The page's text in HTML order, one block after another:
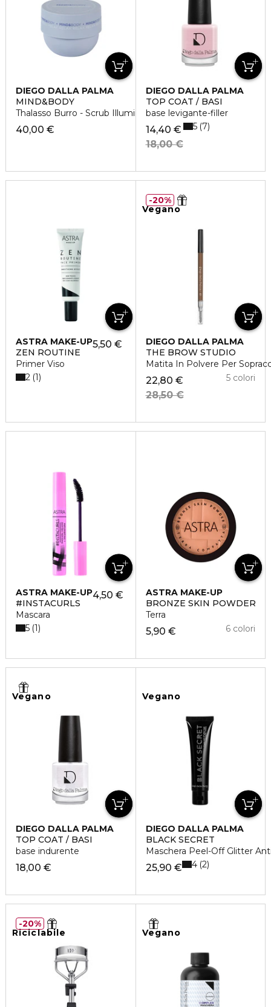
DIEGO DALLA PALMA
MIND&BODY
Thalasso Burro - Scrub Illuminante
40,00 €
DIEGO DALLA PALMA
TOP COAT / BASI
base levigante-filler
14,40 €
18,00 €
5 7
ASTRA MAKE-UP
ZEN ROUTINE
Primer Viso
5,50 €
2 1
Vegano
DIEGO DALLA PALMA
THE BROW STUDIO
Matita In Polvere Per
22,80 €
28,50 €
5 colori
20%
ASTRA MAKE-UP
#INSTACURLS
Mascara
4,50 €
5 1
ASTRA MAKE-UP
BRONZE SKIN POWDER
Terra
5,90 € 6 colori
Vegano
DIEGO DALLA PALMA
TOP COAT / BASI
base indurente
18,00 €
Vegano
DIEGO DALLA PALMA
BLACK SECRET
Maschera Peel-Off Glitter
25,90 € 4 2
Riciclabile
20%
Vegano